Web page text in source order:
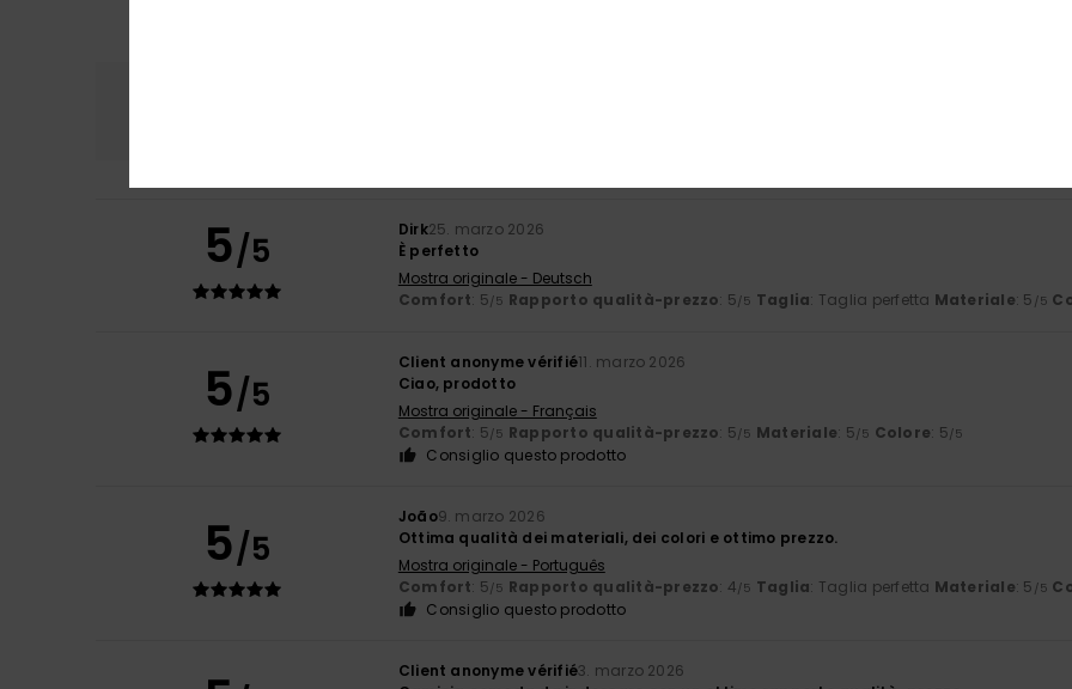
5/5 Dirk25. marzo 2026
È perfetto
Mostra originale - Deutsch
Comfort: 5/5 Rapporto qualità-prezzo: 5/5 Taglia: Taglia perfetta Materiale: 5 /5
5/5
Client anonyme vérifié11. marzo 2026
Ciao, prodotto
Mostra originale - Français
Comfort: 5/5 Rapporto qualità-prezzo: 5/5 Materiale: 5/5 Colore: 5/5
Consiglio questo prodotto
5/5
João9. marzo 2026
Ottima qualità dei materiali, dei colori e ottimo prezzo.
Mostra originale - Português
Comfort: 5/5 Rapporto qualità-prezzo: 4/5 Taglia: Taglia perfetta Materiale: 5 /5
Consiglio questo prodotto
Client anonyme vérifié3. marzo 2026